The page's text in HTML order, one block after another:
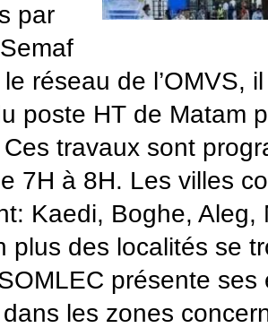
par
réseau de l’OMVS,
poste HT de Matam
travaux sont
7H à 8H. Les villes
Kaedi, Boghe, Aleg,
plus des localités se
présente
les zones